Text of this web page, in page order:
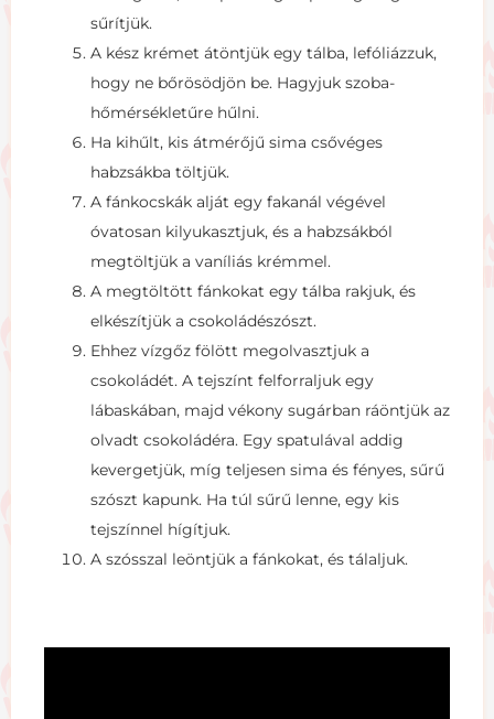
sűrítjük.
A kész krémet átöntjük egy tálba, lefóliázzuk,
hogy ne bőrösödjön be. Hagyjuk szoba-
hőmérsékletűre hűlni.
Ha kihűlt, kis átmérőjű sima csővéges
habzsákba töltjük.
A fánkocskák alját egy fakanál végével
óvatosan kilyukasztjuk, és a habzsákból
megtöltjük a vaníliás krémmel.
A megtöltött fánkokat egy tálba rakjuk, és
elkészítjük a csokoládészószt.
Ehhez vízgőz fölött megolvasztjuk a
csokoládét. A tejszínt felforraljuk egy
lábaskában, majd vékony sugárban ráöntjük az
olvadt csokoládéra. Egy spatulával addig
kevergetjük, míg teljesen sima és fényes, sűrű
szószt kapunk. Ha túl sűrű lenne, egy kis
tejszínnel hígítjuk.
A szósszal leöntjük a fánkokat, és tálaljuk.